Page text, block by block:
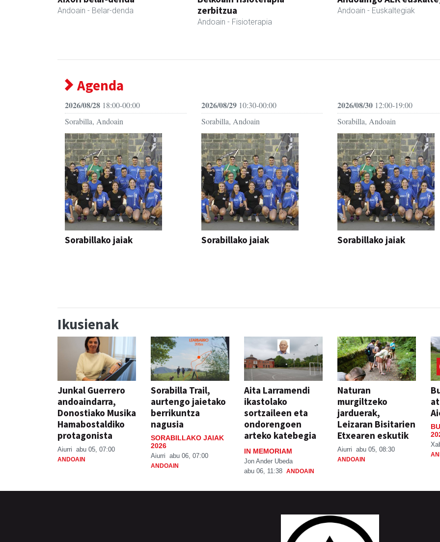
Andoain - Belar-denda
zerbitzua
Andoain - Fisioterapia
Andoain - Euskaltegiak
Agenda
2026/08/28 18:00-00:00
Sorabilla, Andoain
Sorabillako jaiak
2026/08/2910:30-00:00
Sorabilla, Andoain
Sorabillako jaiak
2026/08/30 12:00-19:00
Sorabilla, Andoain
Sorabillako jaiak
Ikusienak
Junkal Guerrero
andoaindarra,
Donostiako Musika
Hamabostaldiko
protagonista
Aiurri abu 05, 07:00
ANDOAIN
Sorabilla Trail,
aurtengo jaietako
berrikuntza
nagusia
SORABILLAKO JAIAK
2026
Aiurri abu 06, 07:00
ANDOAIN
Aita Larramendi
ikastolako
sortzaileen eta
ondorengoen
arteko katebegia
IN MEMORIAM
Jon Ander Ubeda
abu 06, 11:38 ANDOAIN
Naturan
murgiltzeko
jarduerak,
Leizaran Bisitarien
Etxearen eskutik
Aiurri abu 05, 08:30
ANDOAIN